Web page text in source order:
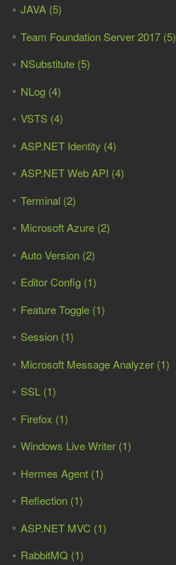
JAVA (5)
Team Foundation Server 2017 (5)
NSubstitute (5)
NLog (4)
VSTS (4)
ASP.NET Identity (4)
ASP.NET Web API (4)
Terminal (2)
Microsoft Azure (2)
Auto Version (2)
Editor Config (1)
Feature Toggle (1)
Session (1)
Microsoft Message Analyzer (1)
SSL (1)
Firefox (1)
Windows Live Writer (1)
Hermes Agent (1)
Reflection (1)
ASP.NET MVC (1)
RabbitMQ (1)